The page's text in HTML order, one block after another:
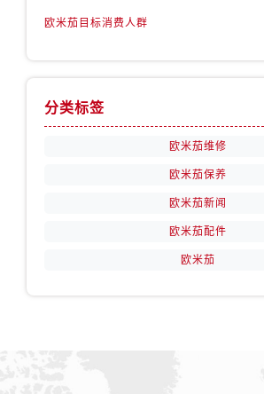
欧米茄目标消费人群
分类标签
欧米茄维修
欧米茄保养
欧米茄新闻
欧米茄配件
欧米茄